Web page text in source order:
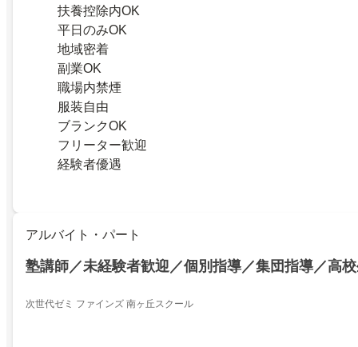
扶養控除内OK
平日のみOK
地域密着
副業OK
職場内禁煙
服装自由
ブランクOK
フリーター歓迎
経験者優遇
アルバイト・パート
塾講師／未経験者歓迎／個別指導／集団指導／高
次世代ゼミ ファインズ 南ヶ丘スクール